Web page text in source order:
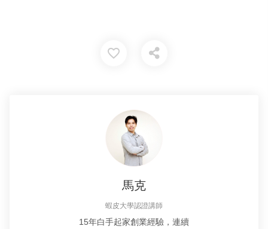
favorite_border
馬克
蝦皮大學認證講師
15年白手起家創業經驗，連續